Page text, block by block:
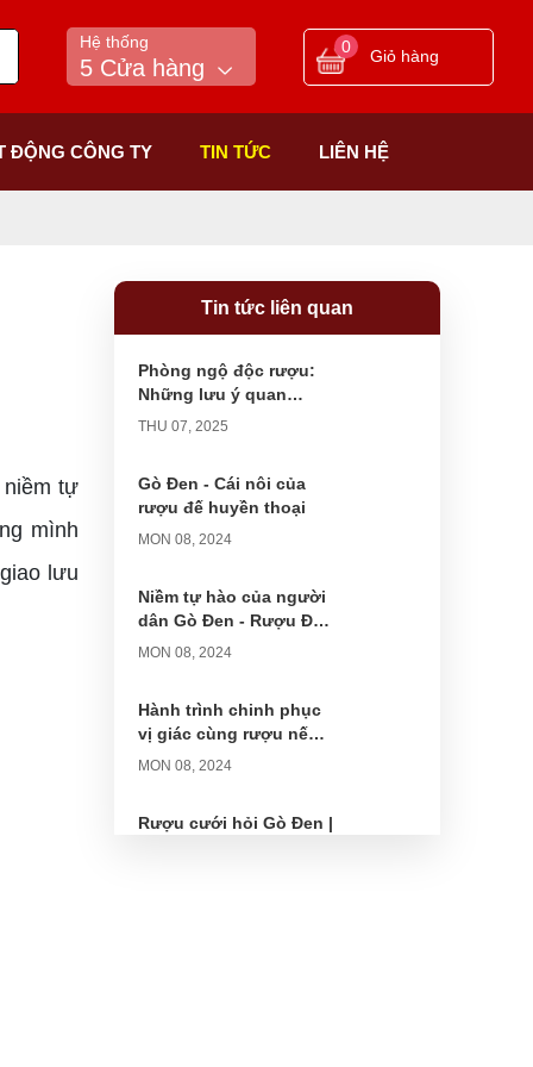
Hệ thống
5 Cửa hàng
0
Giỏ hàng
ĐỘNG CÔNG TY TIN TỨC LIÊN HỆ
tự
mình
lưu
Tin tức liên quan
Phòng ngộ độc rượu:
Những lưu ý quan
trọng trong dịp lễ, tết
THU 07, 2025
Gò Đen - Cái nôi của
rượu đế huyền thoại
MON 08, 2024
Niềm tự hào của người
dân Gò Đen - Rượu Đế
Gò Đen
MON 08, 2024
Hành trình chinh phục
vị giác cùng rượu nếp
lứt Gò Đen
MON 08, 2024
Rượu cưới hỏi Gò Đen |